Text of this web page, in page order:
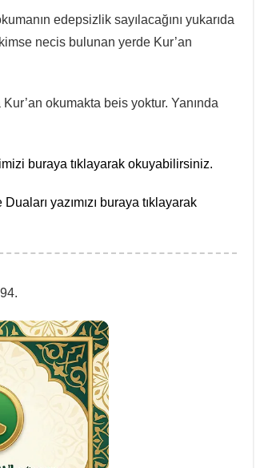
edepsizlik sayılacağını yukarıda
necis bulunan yerde Kur’an
okumakta beis yoktur. Yanında
buraya tıklayarak okuyabilirsiniz.
yazımızı buraya tıklayarak